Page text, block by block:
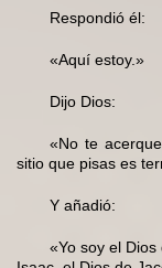
Respondió él:
«Aquí estoy.»
Dijo Dios:
«No te
sitio que pisas es
Y añadió:
«Yo soy el